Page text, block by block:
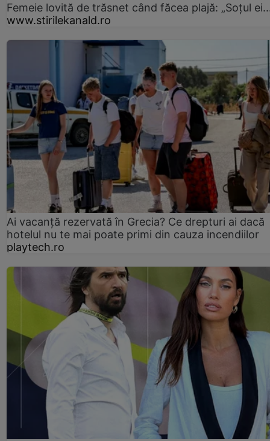
Femeie lovită de trăsnet când făcea plajă: „Soțul
www.stirilekanald.ro
Ai vacanță rezervată în Grecia? Ce drepturi ai dacă
hotelul nu te mai poate primi din cauza incendiilor
playtech.ro